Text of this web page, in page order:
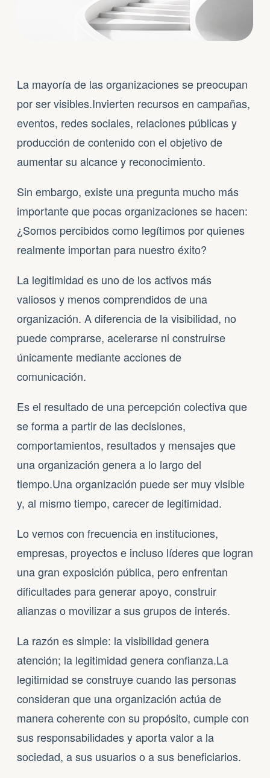
La mayoría de las organizaciones se preocupan
por ser visibles.Invierten recursos en campañas,
eventos, redes sociales, relaciones públicas y
producción de contenido con el objetivo de
aumentar su alcance y reconocimiento.
Sin embargo, existe una pregunta mucho más
importante que pocas organizaciones se hacen:
¿Somos percibidos como legítimos por quienes
realmente importan para nuestro éxito?
La legitimidad es uno de los activos más
valiosos y menos comprendidos de una
organización. A diferencia de la visibilidad, no
puede comprarse, acelerarse ni construirse
únicamente mediante acciones de
comunicación.
Es el resultado de una percepción colectiva que
se forma a partir de las decisiones,
comportamientos, resultados y mensajes que
una organización genera a lo largo del
tiempo.Una organización puede ser muy visible
y, al mismo tiempo, carecer de legitimidad.
Lo vemos con frecuencia en instituciones,
empresas, proyectos e incluso líderes que logran
una gran exposición pública, pero enfrentan
dificultades para generar apoyo, construir
alianzas o movilizar a sus grupos de interés.
La razón es simple: la visibilidad genera
atención; la legitimidad genera confianza.La
legitimidad se construye cuando las personas
consideran que una organización actúa de
manera coherente con su propósito, cumple con
sus responsabilidades y aporta valor a la
sociedad, a sus usuarios o a sus beneficiarios.